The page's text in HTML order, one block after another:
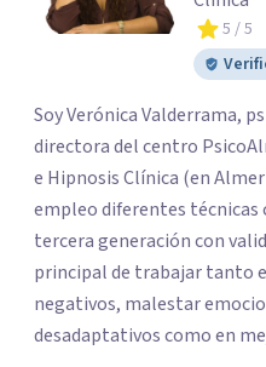
5 / 5
Soy Verónica Valderrama,
directora del centro
e Hipnosis Clínica (en Almería Capital).
empleo diferentes técnicas
tercera generación con
principal de trabajar tanto
negativos, malestar
desadaptativos como en